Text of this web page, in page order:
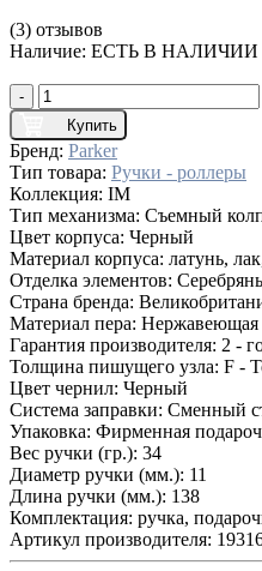
(3) отзывов
Наличие: ЕСТЬ В НАЛИЧИИ
-
Купить
Бренд: Parker
Тип товара: Ручки - роллеры
Коллекция: IM
Тип механизма: Съемный
Цвет корпуса: Черный
Материал корпуса: латунь,
Отделка элементов:
Страна бренда:
Материал пера: Нержавеющая
Гарантия производителя: 2 -
Толщина пишущего узла: F -
Цвет чернил: Черный
Система заправки: Сменный
Упаковка: Фирменная
Вес ручки (гр.): 34
Диаметр ручки (мм.): 11
Длина ручки (мм.): 138
Комплектация: ручка,
Артикул производителя: